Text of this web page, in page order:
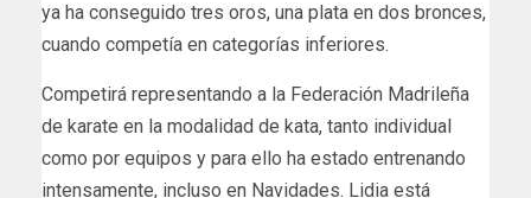
ya ha conseguido tres oros, una plata en dos bronces,
cuando competía en categorías inferiores.
Competirá representando a la Federación Madrileña
de karate en la modalidad de kata, tanto individual
como por equipos y para ello ha estado entrenando
intensamente, incluso en Navidades. Lidia está